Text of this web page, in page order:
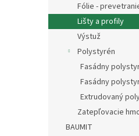
Fólie -
Lišty a profily
Výstuž
Polystyrén
Fasádny
Fasádny
Extrudovaný
Zatepľovacie
BAUMIT